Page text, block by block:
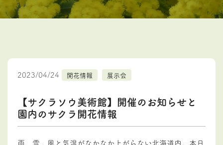
2023/04/24 開花情報 展示会
【サクラソウ美術館】開催のお知らせと
園内のサクラ開花情報
雨、雪、風と気温がなかなか上がらない北海道内。本日